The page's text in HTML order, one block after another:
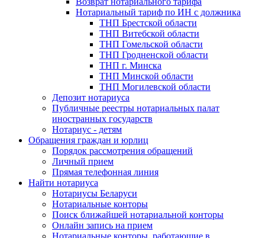
Нотариальный тариф по ИН с должника
ТНП Брестской области
ТНП Витебской области
ТНП Гомельской области
ТНП Гродненской области
ТНП г. Минска
ТНП Минской области
ТНП Могилевской области
Депозит нотариуса
Публичные реестры нотариальных палат
иностранных государств
Нотариус - детям
Обращения граждан и юрлиц
Порядок рассмотрения обращений
Личный прием
Прямая телефонная линия
Найти нотариуса
Нотариусы Беларуси
Нотариальные конторы
Поиск ближайшей нотариальной конторы
Онлайн запись на прием